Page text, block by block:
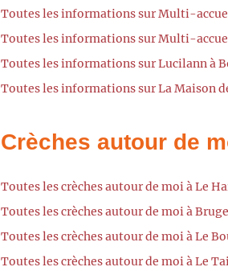
Toutes les informations sur Multi-
Toutes les informations sur Multi-
Toutes les informations sur Lucilann à
Toutes les informations sur La Maison
Crèches autour de
Toutes les crèches autour de moi à Le
Toutes les crèches autour de moi à
Toutes les crèches autour de moi à Le
Toutes les crèches autour de moi à Le